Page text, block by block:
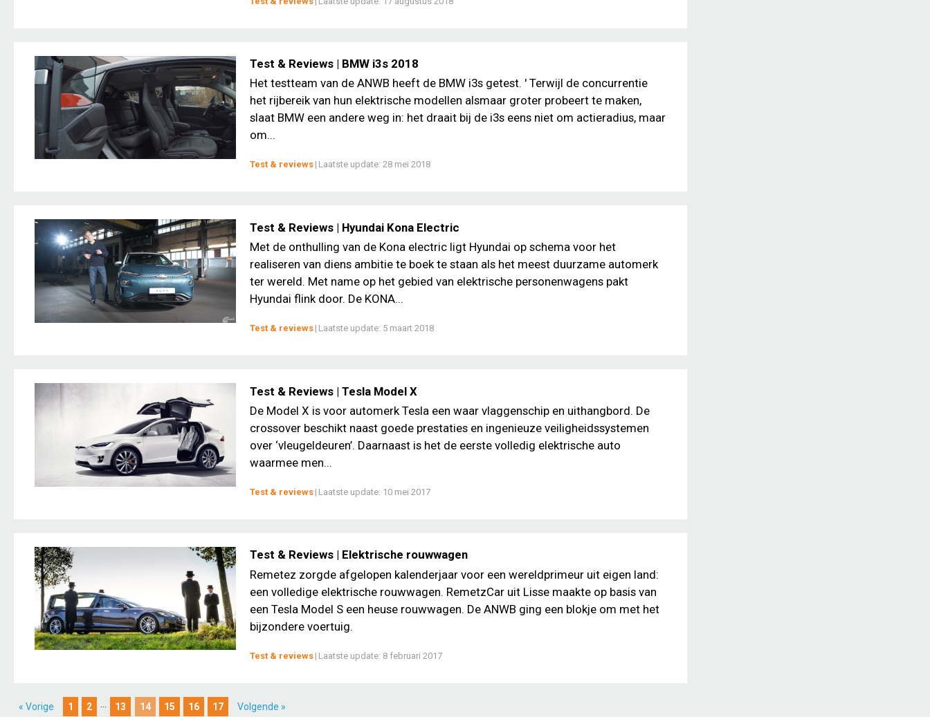
Test & Reviews | BMW i3s 2018
Het testteam van de ANWB heeft de BMW i3s getest. ' Terwijl de concurrentie
het rijbereik van hun elektrische modellen alsmaar groter probeert te maken,
slaat BMW een andere weg in: het draait bij de i3s eens niet om actieradius, maar
om...
Test & reviews | Laatste update: 28 mei 2018
Test & Reviews | Hyundai Kona Electric
Met de onthulling van de Kona electric ligt Hyundai op schema voor het
realiseren van diens ambitie te boek te staan als het meest duurzame automerk
ter wereld. Met name op het gebied van elektrische personenwagens pakt
Hyundai flink door. De KONA...
Test & reviews | Laatste update: 5 maart 2018
Test & Reviews | Tesla Model X
De Model X is voor automerk Tesla een waar vlaggenschip en uithangbord. De
crossover beschikt naast goede prestaties en ingenieuze veiligheidssystemen
over ‘vleugeldeuren’. Daarnaast is het de eerste volledig elektrische auto
waarmee men...
Test & reviews | Laatste update: 10 mei 2017
Test & Reviews | Elektrische rouwwagen
Remetez zorgde afgelopen kalenderjaar voor een wereldprimeur uit eigen land:
een volledige elektrische rouwwagen. RemetzCar uit Lisse maakte op basis van
een Tesla Model S een heuse rouwwagen. De ANWB ging een blokje om met het
bijzondere voertuig.
Test & reviews | Laatste update: 8 februari 2017
« Vorige 1 2 ... 13 14 15 16 17 Volgende »